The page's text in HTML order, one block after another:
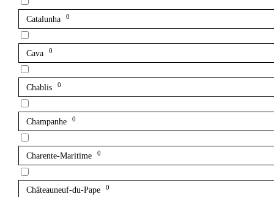
Catalunha 0
Cava 0
Chablis 0
Champanhe 0
Charente-Maritime 0
Châteauneuf-du-Pape 0